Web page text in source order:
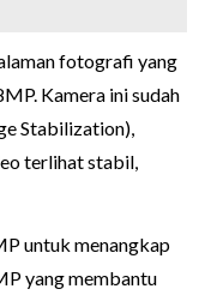
fotografi yang
Kamera ini sudah
Stabilization),
terlihat stabil,
untuk menangkap
yang membantu